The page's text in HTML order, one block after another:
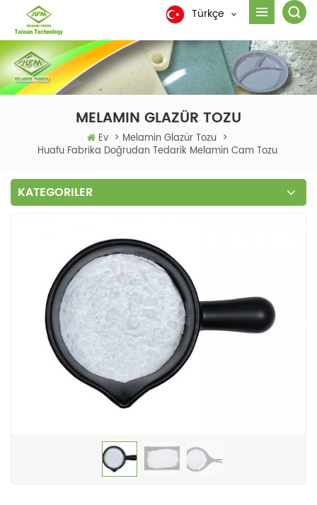
Türkçe
MELAMIN GLAZÜR TOZU
Ev > Melamin Glazür Tozu >
Huafu Fabrika Doğrudan Tedarik Melamin Cam Tozu
KATEGORILER